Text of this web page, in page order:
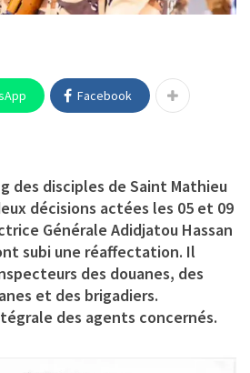
Facebook
des disciples de Saint Mathieu
décisions actées les 05 et 09
Générale Adidjatou Hassan
subi une réaffectation. Il
des douanes, des
et des brigadiers.
des agents concernés.